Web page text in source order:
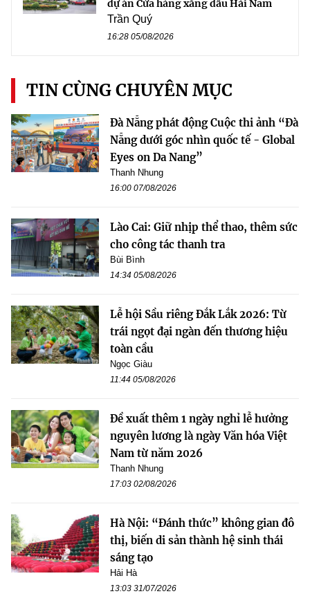
dự án Cửa hàng xăng dầu Hải Nam
Trần Quý
16:28 05/08/2026
TIN CÙNG CHUYÊN MỤC
Đà Nẵng phát động Cuộc thi ảnh “Đà
Nẵng dưới góc nhìn quốc tế - Global
Eyes on Da Nang”
Thanh Nhung
16:00 07/08/2026
Lào Cai: Giữ nhịp thể thao, thêm sức
cho công tác thanh tra
Bùi Bình
14:34 05/08/2026
Lễ hội Sầu riêng Đắk Lắk 2026: Từ
trái ngọt đại ngàn đến thương hiệu
toàn cầu
Ngọc Giàu
11:44 05/08/2026
Đề xuất thêm 1 ngày nghỉ lễ hưởng
nguyên lương là ngày Văn hóa Việt
Nam từ năm 2026
Thanh Nhung
17:03 02/08/2026
Hà Nội: “Đánh thức” không gian đô
thị, biến di sản thành hệ sinh thái
sáng tạo
Hải Hà
13:03 31/07/2026